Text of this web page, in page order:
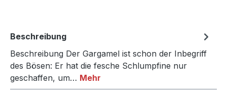
Beschreibung
Beschreibung Der Gargamel ist schon der Inbegriff
des Bösen: Er hat die fesche Schlumpfine nur
geschaffen, um… Mehr